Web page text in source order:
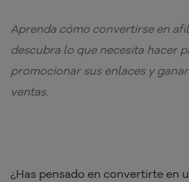
Aprenda cómo convertirse en
descubra lo que necesita hacer
promocionar sus enlaces y
ventas.
¿Has pensado en convertirte en